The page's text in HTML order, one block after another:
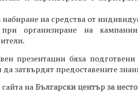
на средства от
организиране на
презентации бяха
затвърдят предоставените
сайта наБългарски център за